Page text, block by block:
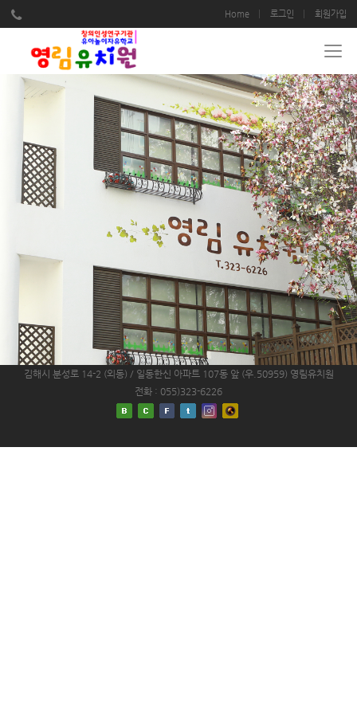
Home 로그인 회원가입
김해시 분성로 14-2 (외동) / 일동한신 아파트 107동 앞 (우.50959) 영림유치원
전화 : 055)323-6226